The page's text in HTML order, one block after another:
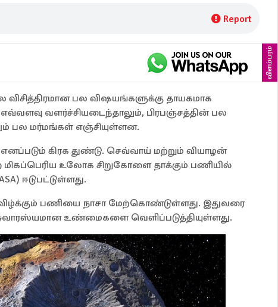
Report
விளம்பரம்
பல விஷயங்களுக்கு தாயகமாக
வளர்ச்சியடைந்தாலும், பிரபஞ்சத்தின் பல
பல மர்மங்கள் எஞ்சியுள்ளன.
கிரக துண்டு. செவ்வாய் மற்றும் வியாழன்
உலோக சிறுகோளை தாக்கும் பணியில்
ஈடுபட்டுள்ளது.
பணியை நாசா மேற்கொண்டுள்ளது. இதுவரை
உண்மைகளை வெளிப்படுத்தியுள்ளது.